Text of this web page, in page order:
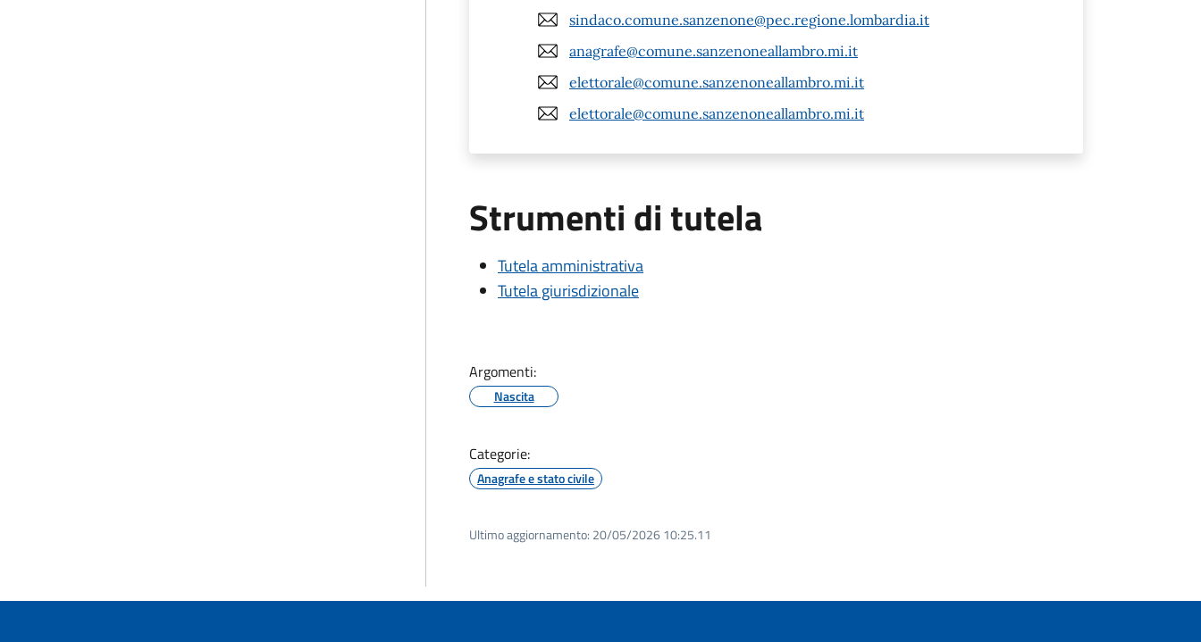
sindaco.comune.sanzenone@pec.regione.lombardia.it
anagrafe@comune.sanzenoneallambro.mi.it
elettorale@comune.sanzenoneallambro.mi.it
elettorale@comune.sanzenoneallambro.mi.it
Strumenti di tutela
Tutela amministrativa
Tutela giurisdizionale
Argomenti:
Nascita
Categorie:
Anagrafe e stato civile
Ultimo aggiornamento: 20/05/2026 10:25.11